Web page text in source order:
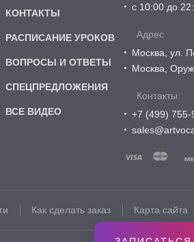
КОНТАКТЫ
РАСПИСАНИЕ УРОКОВ
ВОПРОСЫ И ОТВЕТЫ
СПЕЦПРЕДЛОЖЕНИЯ
ВСЕ ВИДЕО
с 10:00 до
Адрес
Москва, ул.
Москва,
Контакты
+7 (499) 755-
Как сделать заказ Карта сайта